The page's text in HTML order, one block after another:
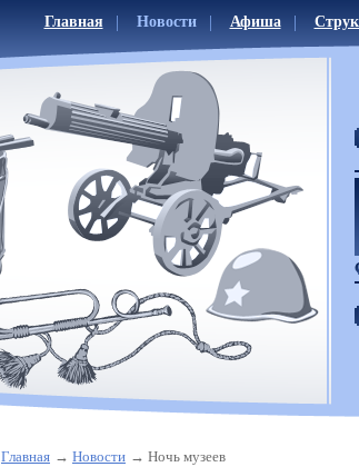
Главная Новости Афиша
Главная Новости Ночь музеев